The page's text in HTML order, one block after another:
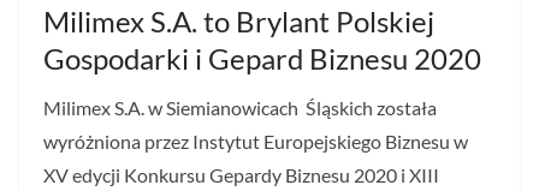
Milimex S.A. to Brylant Polskiej
Gospodarki i Gepard Biznesu 2020
Milimex S.A. w Siemianowicach Śląskich została
wyróżniona przez Instytut Europejskiego Biznesu w
XV edycji Konkursu Gepardy Biznesu 2020 i XIII